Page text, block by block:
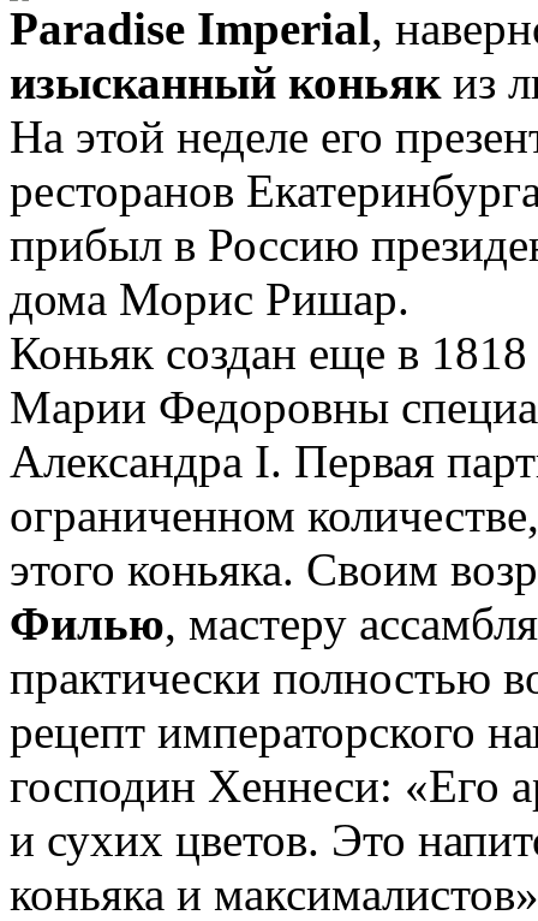
Paradise Imperial,
изысканный коньяк из
На этой неделе его
ресторанов
прибыл в Россию
дома Морис Ришар.
Коньяк создан еще в
Марии Федоровны
Александра I. Первая
ограниченном
этого коньяка. Своим
Филью, мастеру
практически полностью
рецепт императорского
господин Хеннеси: «Его
и сухих цветов. Это
коньяка и